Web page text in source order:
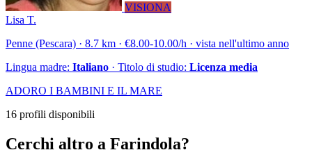
VISIONA
Lisa T.
Penne (Pescara) · 8.7 km · €8.00-10.00/h · vista nell'ultimo anno
Lingua madre: Italiano · Titolo di studio: Licenza media
ADORO I BAMBINI E IL MARE
16 profili disponibili
Cerchi altro a Farindola?